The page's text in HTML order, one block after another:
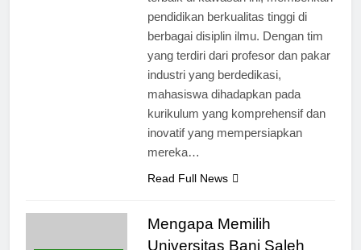
terbaik di kawasan ini, memberikan
pendidikan berkualitas tinggi di
berbagai disiplin ilmu. Dengan tim
yang terdiri dari profesor dan pakar
industri yang berdedikasi,
mahasiswa dihadapkan pada
kurikulum yang komprehensif dan
inovatif yang mempersiapkan
Mengapa Memilih